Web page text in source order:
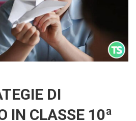
DI
IN CLASSE 10ª